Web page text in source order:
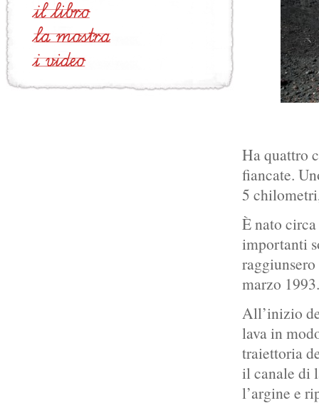
Ha quattro
fiancate.
5
È nato
importanti
marzo
All’inizio
lava in
traiettoria
il canale di
l’argine e